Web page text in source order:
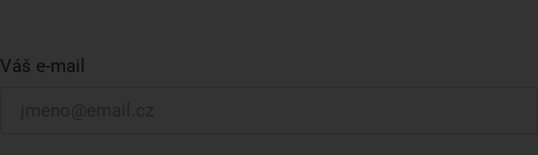
Váš e-mail